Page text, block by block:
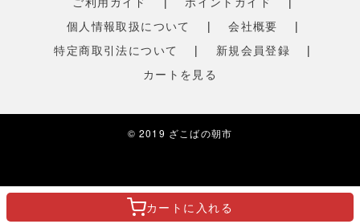
カートに 入れる
個人情報取扱について
| 会社概要
|
特定商取引法について
| 新規会員登録
|
カートを見る
© 2019 ざこばの朝市